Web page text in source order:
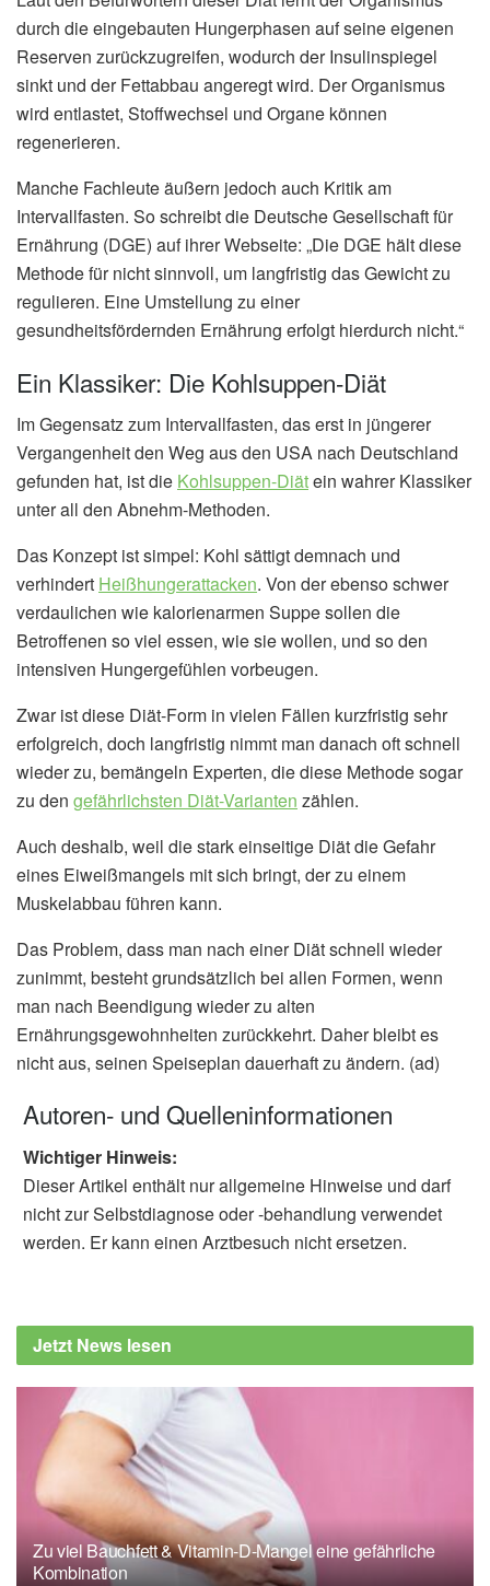
durch die eingebauten Hungerphasen auf seine eigenen
Reserven zurückzugreifen, wodurch der Insulinspiegel
sinkt und der Fettabbau angeregt wird. Der Organismus
wird entlastet, Stoffwechsel und Organe können
regenerieren.
Manche Fachleute äußern jedoch auch Kritik am
Intervallfasten. So schreibt die Deutsche Gesellschaft für
Ernährung (DGE) auf ihrer Webseite: „Die DGE hält diese
Methode für nicht sinnvoll, um langfristig das Gewicht zu
regulieren. Eine Umstellung zu einer
gesundheitsfördernden Ernährung erfolgt hierdurch nicht.“
Ein Klassiker: Die Kohlsuppen-Diät
Im Gegensatz zum Intervallfasten, das erst in jüngerer
Vergangenheit den Weg aus den USA nach Deutschland
gefunden hat, ist die Kohlsuppen-Diätein wahrer Klassiker
unter all den Abnehm-Methoden.
Das Konzept ist simpel: Kohl sättigt demnach und
verhindert Heißhungerattacken. Von der ebenso schwer
verdaulichen wie kalorienarmen Suppe sollen die
Betroffenen so viel essen, wie sie wollen, und so den
intensiven Hungergefühlen vorbeugen.
Zwar ist diese Diät-Form in vielen Fällen kurzfristig sehr
erfolgreich, doch langfristig nimmt man danach oft schnell
wieder zu, bemängeln Experten, die diese Methode sogar
zu den gefährlichsten Diät-Varianten zählen.
Auch deshalb, weil die stark einseitige Diät die Gefahr
eines Eiweißmangels mit sich bringt, der zu einem
Muskelabbau führen kann.
Das Problem, dass man nach einer Diät schnell wieder
zunimmt, besteht grundsätzlich bei allen Formen, wenn
man nach Beendigung wieder zu alten
Ernährungsgewohnheiten zurückkehrt. Daher bleibt es
nicht aus, seinen Speiseplan dauerhaft zu ändern. (ad)
Autoren- und Quelleninformationen
Wichtiger Hinweis:
Dieser Artikel enthält nur allgemeine Hinweise und darf
nicht zur Selbstdiagnose oder -behandlung verwendet
werden. Er kann einen Arztbesuch nicht ersetzen.
Jetzt News lesen
Zu viel Bauchfett & Vitamin-D-Mangel eine gefährliche
Kombination